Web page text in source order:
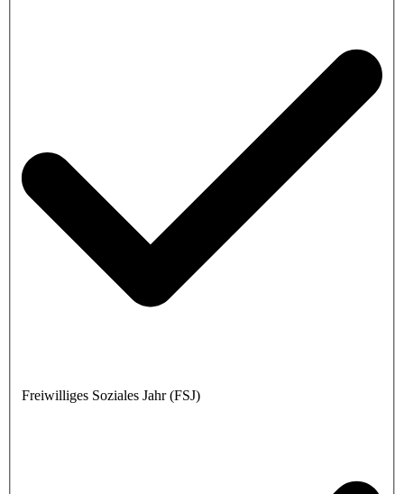
Freiwilliges Soziales Jahr (FSJ)